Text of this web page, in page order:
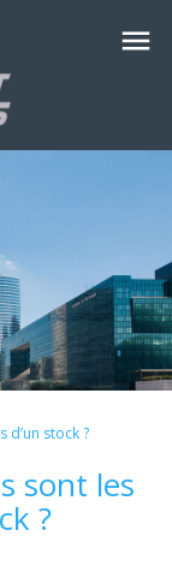
stock ?
sont les
?